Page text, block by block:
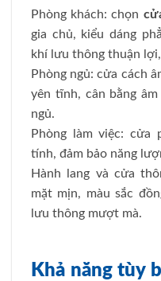
Phòng khách: chọn
gia chủ, kiểu dáng
khí lưu thông thuận
Phòng ngủ: cửa cách
yên tĩnh, cân bằng
ngủ.
Phòng làm việc: cửa
tính, đảm bảo năng
Hành lang và cửa
mặt mịn, màu sắc
lưu thông mượt mà.
Khả năng tùy